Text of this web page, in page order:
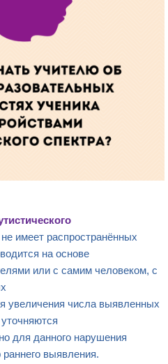
имеет распространённых
на основе
или с самим человеком, с
увеличения числа выявленных
для данного нарушения
раннего выявления.